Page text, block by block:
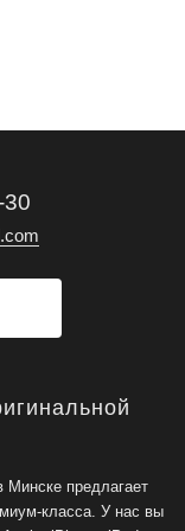
Минске предлагает
класса. У нас вы